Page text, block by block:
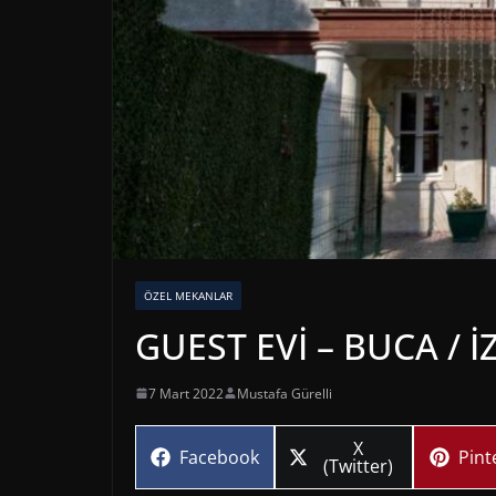
ÖZEL MEKANLAR
GUEST EVİ – BUCA /
7 Mart 2022 Mustafa Gürelli
Share
Facebook Share
on
X
(Twitter)